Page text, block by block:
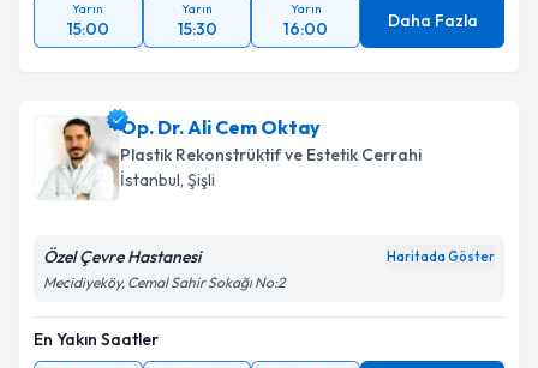
Yarın
15:00
Yarın
15:30
Yarın
16:00 Daha Fazla
Op. Dr. Ali Cem Oktay
Plastik Rekonstrüktif ve Estetik Cerrahi
İstanbul, Şişli
Özel Çevre Hastanesi Haritada Göster
Mecidiyeköy, Cemal Sahir Sokağı No:2
En Yakın Saatler